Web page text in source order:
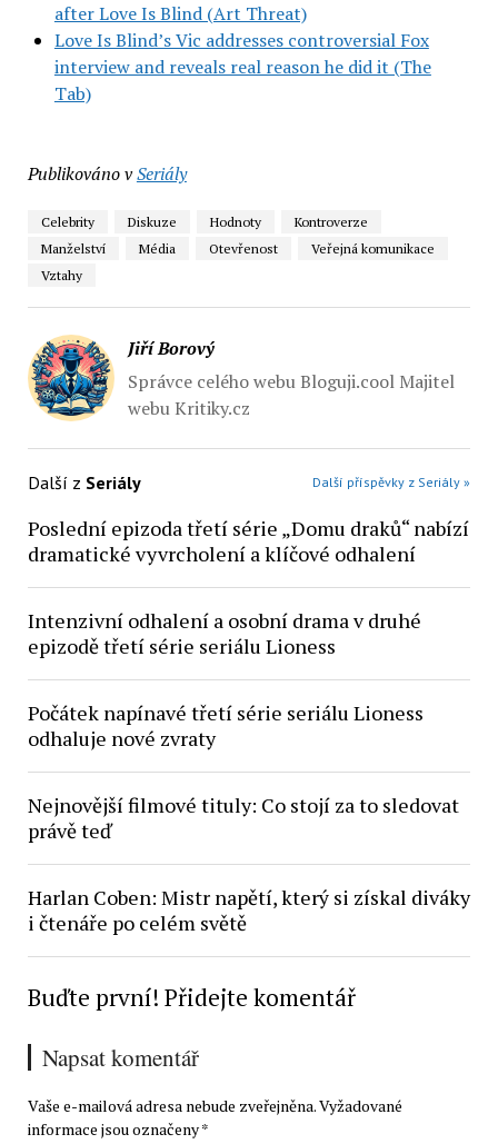
after Love Is Blind (Art Threat)
Love Is Blind’s Vic addresses controversial Fox
interview and reveals real reason he did it (The
Tab)
Publikováno vSeriály
Celebrity Diskuze Hodnoty
Kontroverze
Manželství
Média Otevřenost
Veřejná komunikace
Vztahy
Jiří Borový
Správce celého webu Bloguji.cool Majitel
webu Kritiky.cz
Další z Seriály Další příspěvky z Seriály »
Poslední epizoda třetí série „Domu draků“ nabízí
dramatické vyvrcholení a klíčové odhalení
Intenzivní odhalení a osobní drama v druhé
epizodě třetí série seriálu Lioness
Počátek napínavé třetí série seriálu Lioness
odhaluje nové zvraty
Nejnovější filmové tituly: Co stojí za to sledovat
právě teď
Harlan Coben: Mistr napětí, který si získal diváky
i čtenáře po celém světě
Buďte první! Přidejte komentář
Napsat komentář
Vaše e-mailová adresa nebude zveřejněna.Vyžadované
informace jsou označeny*